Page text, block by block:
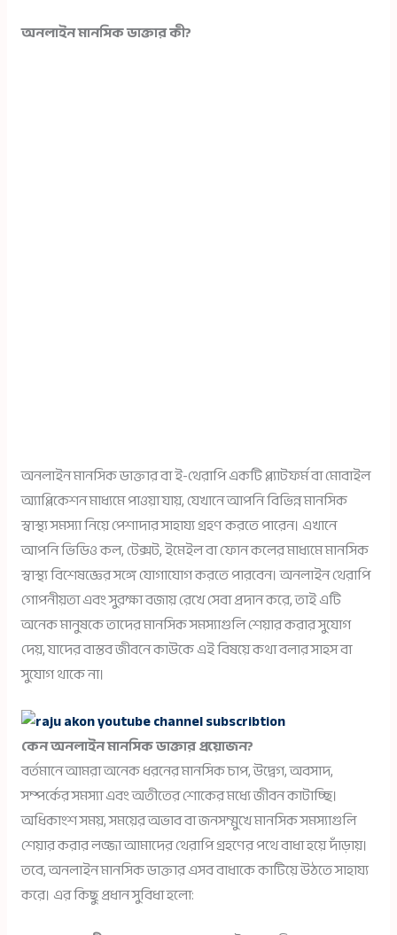
অনলাইন মানসিক ডাক্তার কী?
অনলাইন মানসিক ডাক্তার বা ই-থেরাপি একটি প্ল্যাটফর্ম বা মোবাইল
অ্যাপ্লিকেশন মাধ্যমে পাওয়া যায়, যেখানে আপনি বিভিন্ন মানসিক
স্বাস্থ্য সমস্যা নিয়ে পেশাদার সাহায্য গ্রহণ করতে পারেন। এখানে
আপনি ভিডিও কল, টেক্সট, ইমেইল বা ফোন কলের মাধ্যমে মানসিক
স্বাস্থ্য বিশেষজ্ঞের সঙ্গে যোগাযোগ করতে পারবেন। অনলাইন থেরাপি
গোপনীয়তা এবং সুরক্ষা বজায় রেখে সেবা প্রদান করে, তাই এটি
অনেক মানুষকে তাদের মানসিক সমস্যাগুলি শেয়ার করার সুযোগ
দেয়, যাদের বাস্তব জীবনে কাউকে এই বিষয়ে কথা বলার সাহস বা
সুযোগ থাকে না।
কেন অনলাইন মানসিক ডাক্তার প্রয়োজন?
বর্তমানে আমরা অনেক ধরনের মানসিক চাপ, উদ্বেগ, অবসাদ,
সম্পর্কের সমস্যা এবং অতীতের শোকের মধ্যে জীবন কাটাচ্ছি।
অধিকাংশ সময়, সময়ের অভাব বা জনসম্মুখে মানসিক সমস্যাগুলি
শেয়ার করার লজ্জা আমাদের থেরাপি গ্রহণের পথে বাধা হয়ে দাঁড়ায়।
তবে, অনলাইন মানসিক ডাক্তার এসব বাধাকে কাটিয়ে উঠতে সাহায্য
করে। এর কিছু প্রধান সুবিধা হলো: